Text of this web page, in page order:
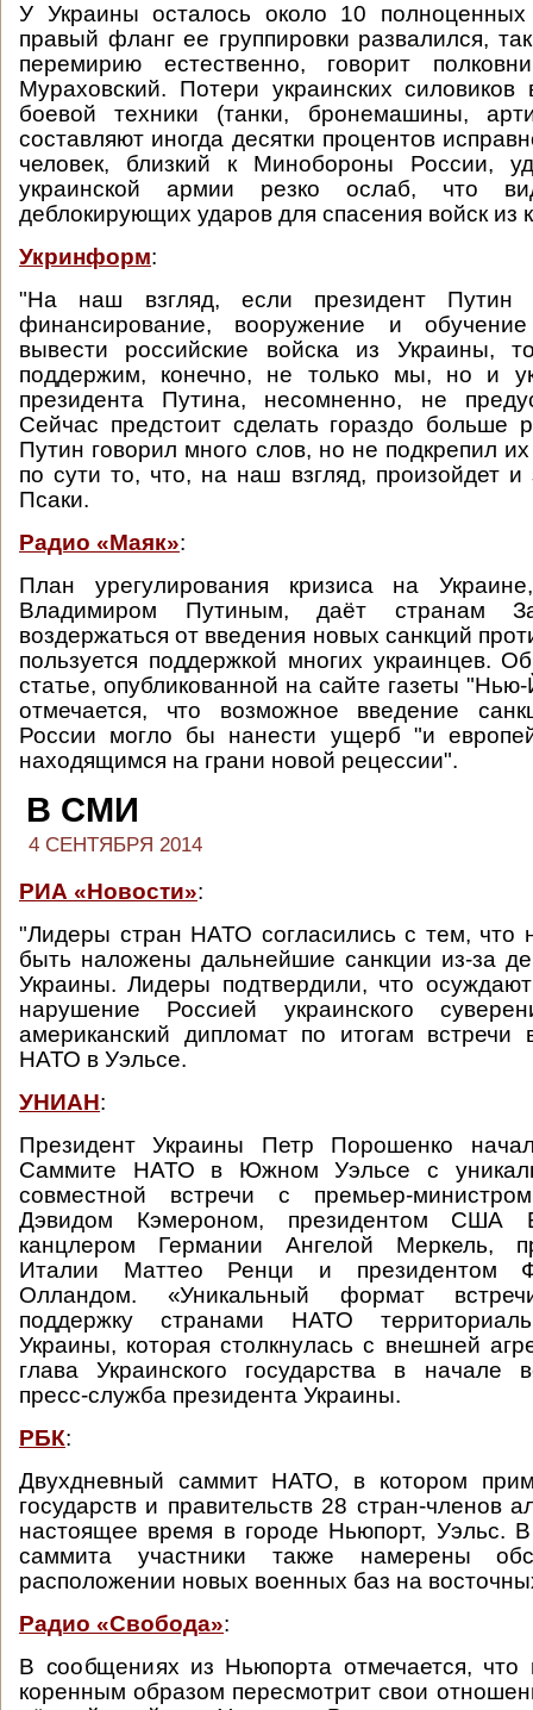
У Украины осталось около 10 полноценных
правый фланг ее группировки развалился,
перемирию естественно, говорит
Мураховский. Потери украинских
боевой техники (танки, бронемашины,
составляют иногда десятки процентов
человек, близкий к Минобороны России,
украинской армии резко ослаб, что
деблокирующих ударов для спасения войск из
Укринформ:
"На наш взгляд, если президент Путин
финансирование, вооружение и
вывести российские войска из Украины,
поддержим, конечно, не только мы, но и
президента Путина, несомненно, не
Сейчас предстоит сделать гораздо больше
Путин говорил много слов, но не подкрепил
по сути то, что, на наш взгляд, произойдет и
Псаки.
Радио «Маяк»:
План урегулирования кризиса на
Владимиром Путиным, даёт странам
воздержаться от введения новых санкций
пользуется поддержкой многих украинцев.
статье, опубликованной на сайте газеты
отмечается, что возможное введение
России могло бы нанести ущерб "и
находящимся на грани новой рецессии".
В СМИ
4 СЕНТЯБРЯ 2014
РИА «Новости»:
"Лидеры стран НАТО согласились с тем, что
быть наложены дальнейшие санкции из-за
Украины. Лидеры подтвердили, что
нарушение Россией украинского
американский дипломат по итогам встречи
НАТО в Уэльсе.
УНИАН:
Президент Украины Петр Порошенко
Саммите НАТО в Южном Уэльсе с
совместной встречи с премьер-
Дэвидом Кэмероном, президентом США
канцлером Германии Ангелой Меркель,
Италии Маттео Ренци и президентом
Олландом. «Уникальный формат
поддержку странами НАТО
Украины, которая столкнулась с внешней
глава Украинского государства в начале
пресс-служба президента Украины.
РБК:
Двухдневный саммит НАТО, в котором
государств и правительств 28 стран-членов
настоящее время в городе Ньюпорт, Уэльс.
саммита участники также намерены
расположении новых военных баз на
Радио «Свобода»:
В сообщениях из Ньюпорта отмечается,
коренным образом пересмотрит свои